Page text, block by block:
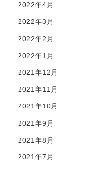
2022年4月
2022年3月
2022年2月
2022年1月
2021年12月
2021年11月
2021年10月
2021年9月
2021年8月
2021年7月